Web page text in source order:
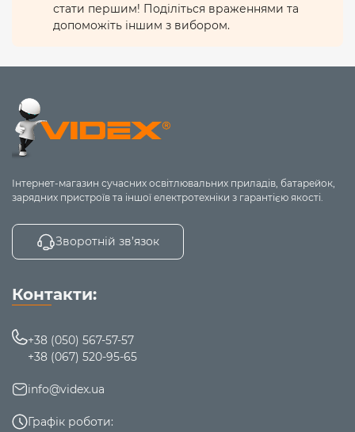
стати першим! Поділіться враженнями та
допоможіть іншим з вибором.
Інтернет-магазин сучасних освітлювальних приладів, батарейок,
зарядних пристроїв та іншої електротехніки з гарантією якості.
Зворотній зв’язок
Контакти:
+38 (050) 567-57-57
+38 (067) 520-95-65
info@videx.ua
Графік роботи: